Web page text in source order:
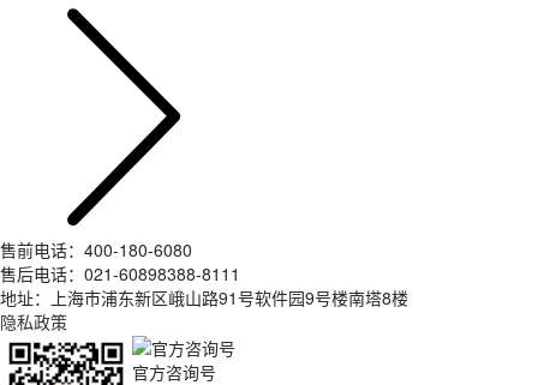
售前电话：400-180-6080
售后电话：021-60898388-8111
地址：上海市浦东新区峨山路91号软件园9号楼南塔8楼
隐私政策
官方咨询号